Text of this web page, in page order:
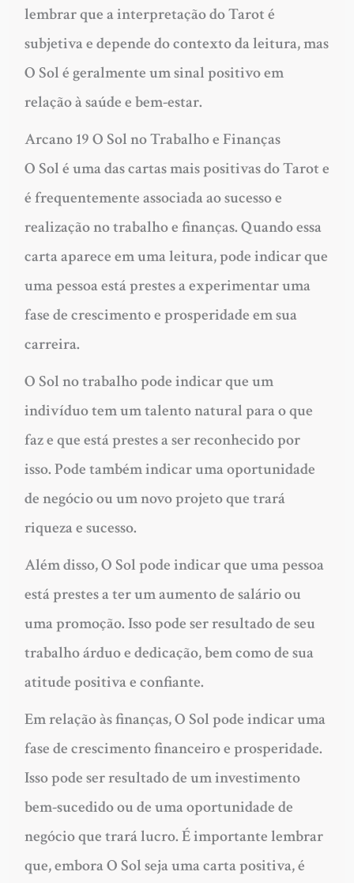
lembrar que a interpretação do Tarot é
subjetiva e depende do contexto da leitura, mas
O Sol é geralmente um sinal positivo em
relação à saúde e bem-estar.
Arcano 19 O Sol no Trabalho e Finanças
O Sol é uma das cartas mais positivas do Tarot e
é frequentemente associada ao sucesso e
realização no trabalho e finanças. Quando essa
carta aparece em uma leitura, pode indicar que
uma pessoa está prestes a experimentar uma
fase de crescimento e prosperidade em sua
carreira.
O Sol no trabalho pode indicar que um
indivíduo tem um talento natural para o que
faz e que está prestes a ser reconhecido por
isso. Pode também indicar uma oportunidade
de negócio ou um novo projeto que trará
riqueza e sucesso.
Além disso, O Sol pode indicar que uma pessoa
está prestes a ter um aumento de salário ou
uma promoção. Isso pode ser resultado de seu
trabalho árduo e dedicação, bem como de sua
atitude positiva e confiante.
Em relação às finanças, O Sol pode indicar uma
fase de crescimento financeiro e prosperidade.
Isso pode ser resultado de um investimento
bem-sucedido ou de uma oportunidade de
negócio que trará lucro. É importante lembrar
que, embora O Sol seja uma carta positiva, é